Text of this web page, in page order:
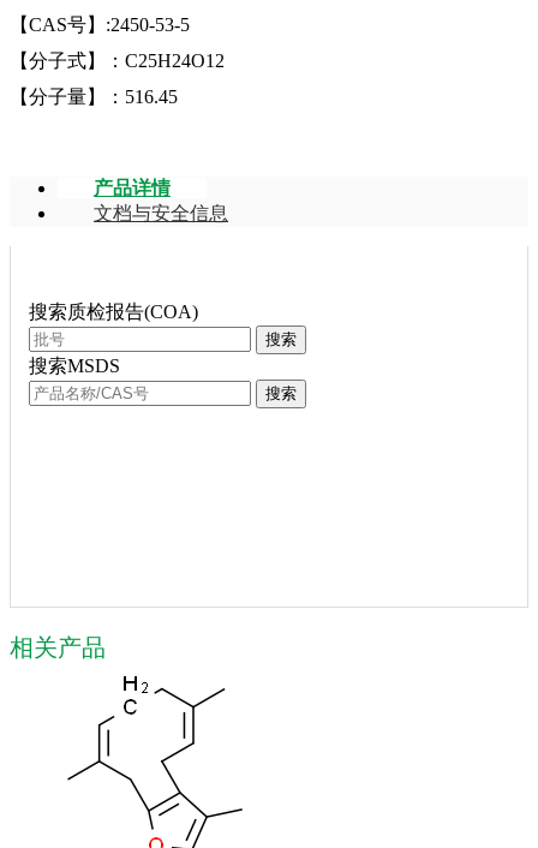
【CAS号】:2450-53-5
【分子式】：C25H24O12
【分子量】：516.45
产品详情
文档与安全信息
搜索质检报告(COA)
搜索
搜索MSDS
搜索
相关产品